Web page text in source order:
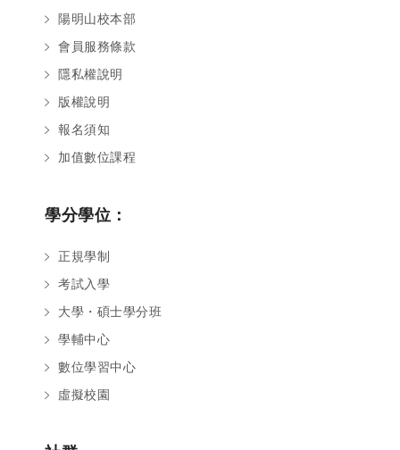
陽明山校本部
會員服務條款
隱私權說明
版權說明
報名須知
加值數位課程
學分學位：
正規學制
考試入學
大學・碩士學分班
學輔中心
數位學習中心
虛擬校園